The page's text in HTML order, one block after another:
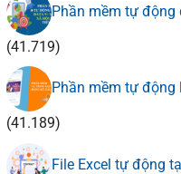
Phần mềm tự động
(41.719)
Phần mềm tự
(41.189)
File Excel tự động